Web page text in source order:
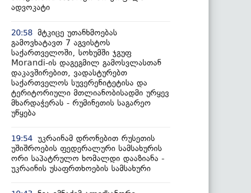
ადვოკატი
20:58 მტკიცე უთანხმოებას
გამოვხატავთ 7 აგვისტოს
საქართველოში, სოხუმში ჯგუფ
Morandi-ის დაგეგმილ გამოსვლასთან
დაკავშირებით, ვადასტურებთ
საქართველოს სუვერენიტეტისა და
ტერიტორიული მთლიანობისადმი ურყევ
მხარდაჭერას - რუმინეთის საგარეო
უწყება
19:54 უკრაინამ დრონებით რუსეთის
უშიშროების ფედერალური სამსახურის
ორი საპატრულო ხომალდი დააზიანა -
უკრაინის უსაფრთხოების სამსახური